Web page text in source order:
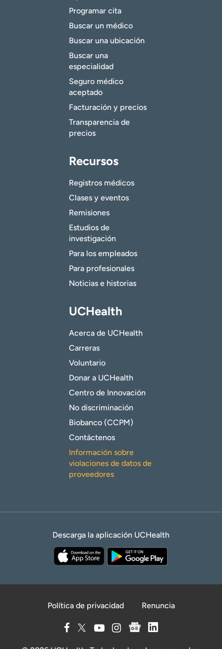
Programar cita
Buscar un médico
Buscar una ubicación
Buscar una
especialidad
Seguro médico
aceptado
Facturación y precios
Transparencia de
precios
Recursos
Registros médicos
Clases y eventos
Remisiones
Estudios de
investigación
Para los empleados
Para profesionales
Noticias e historias
UCHealth
Acerca de UCHealth
Carreras
Voluntario
Donar a UCHealth
Centro de Innovación
No discriminación
Biobanco (CCPM)
Contáctenos
Información sobre
violaciones de datos de
proveedores
Descarga la aplicación UCHealth
Política de privacidad Renuncia